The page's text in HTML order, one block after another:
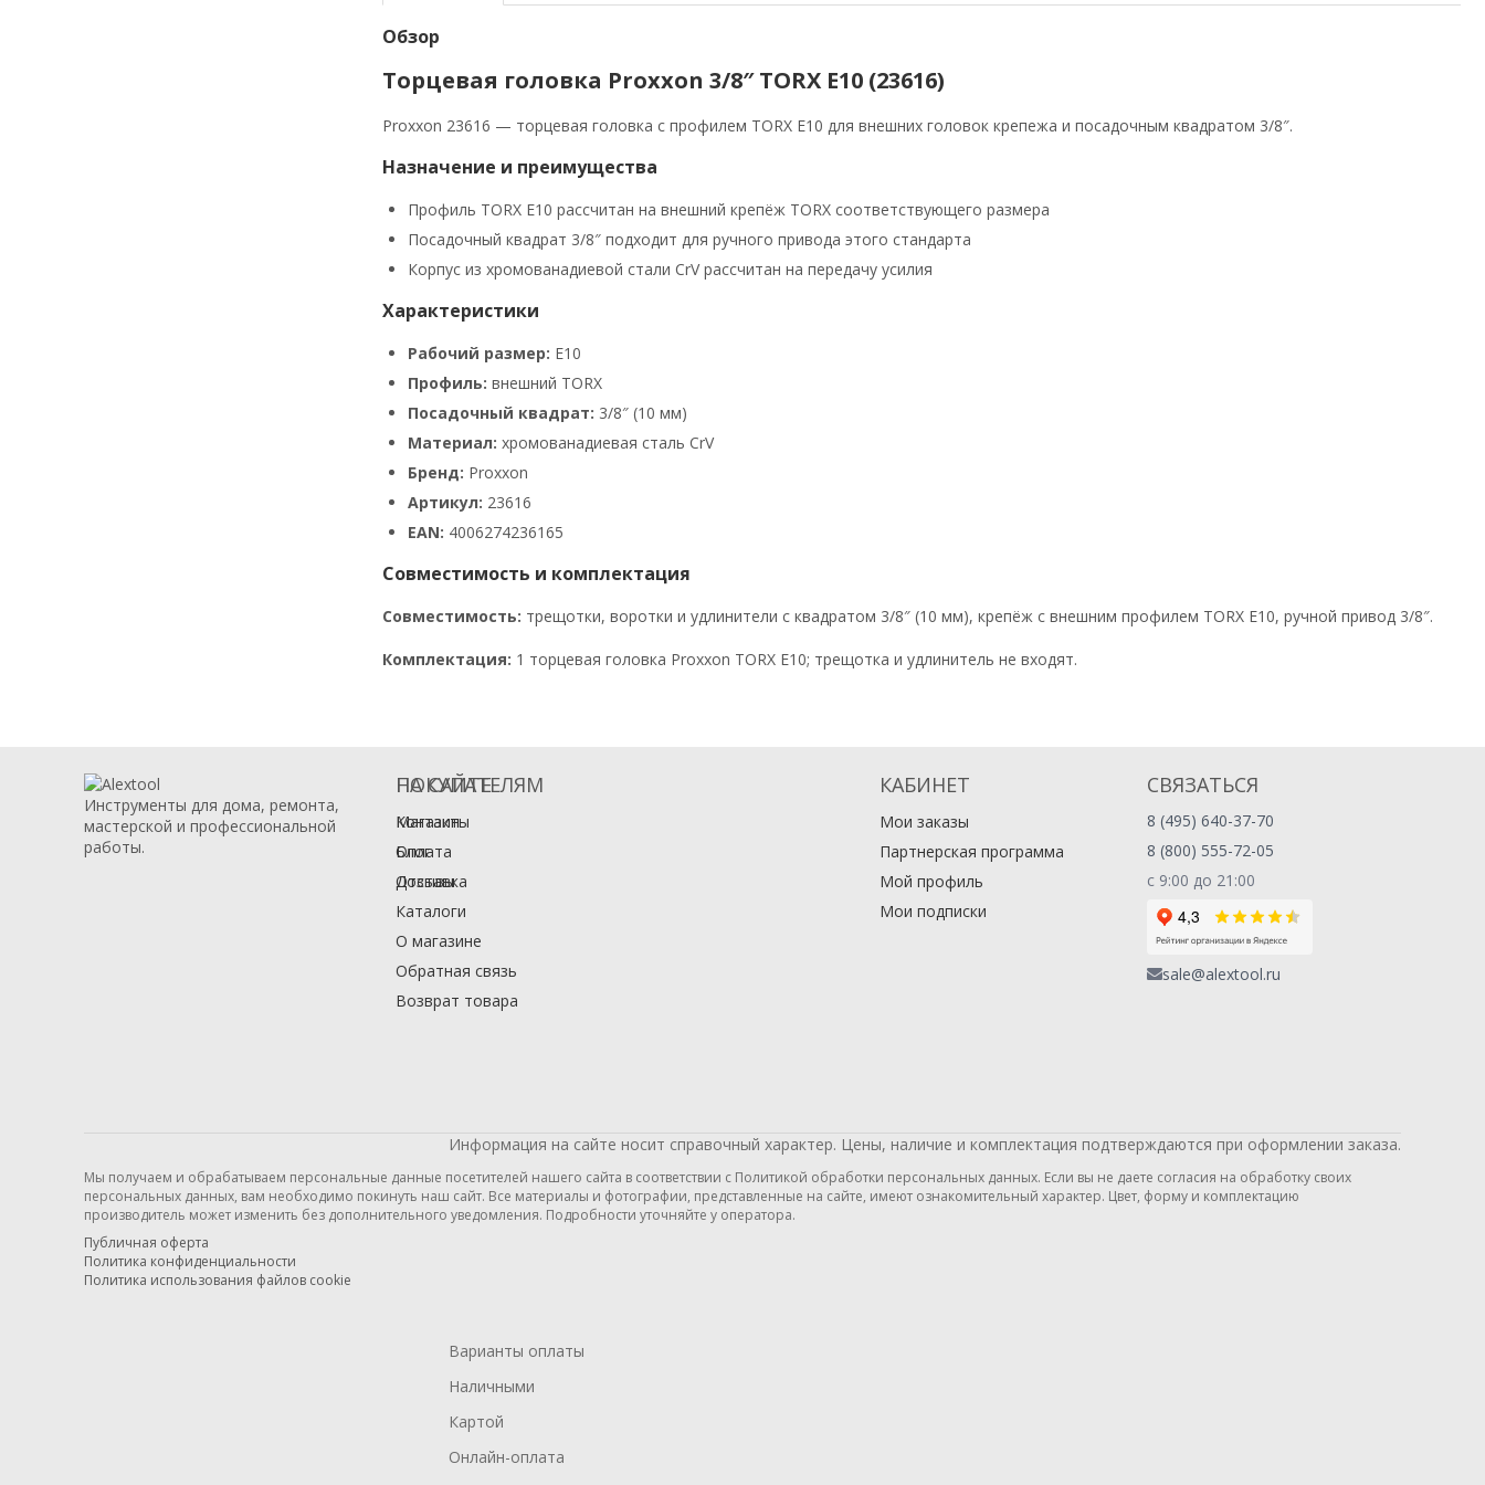
Обзор
Торцевая головка Proxxon 3/8″ TORX E10 (23616)
Proxxon 23616 — торцевая головка с профилем TORX E10 для внешних головок крепежа и посадочным квадратом 3/8″.
Назначение и преимущества
Профиль TORX E10 рассчитан на внешний крепёж TORX соответствующего размера
Посадочный квадрат 3/8″ подходит для ручного привода этого стандарта
Корпус из хромованадиевой стали CrV рассчитан на передачу усилия
Характеристики
Рабочий размер: E10
Профиль: внешний TORX
Посадочный квадрат: 3/8″ (10 мм)
Материал: хромованадиевая сталь CrV
Бренд: Proxxon
Артикул: 23616
EAN: 4006274236165
Совместимость и комплектация
Совместимость: трещотки, воротки и удлинители с квадратом 3/8″ (10 мм), крепёж с внешним профилем TORX E10, ручной привод 3/8″.
Комплектация: 1 торцевая головка Proxxon TORX E10; трещотка и удлинитель не входят.
Инструменты для дома, ремонта,
мастерской и профессиональной
работы.
НА САЙТЕ
Магазин
Блог
Отзывы
ПОКУПАТЕЛЯМ
Контакты
Оплата
Доставка
Каталоги
О магазине
Обратная связь
Возврат товара
КАБИНЕТ
Мои заказы
Партнерская программа
Мой профиль
Мои подписки
СВЯЗАТЬСЯ
8 (495) 640-37-70
8 (800) 555-72-05
с 9:00 до 21:00
sale@alextool.ru
Информация на сайте носит справочный характер. Цены, наличие и комплектация подтверждаются при оформлении заказа.
Мы получаем и обрабатываем персональные данные посетителей нашего сайта в соответствии с Политикой обработки персональных данных. Если вы не даете согласия на обработку своих
персональных данных, вам необходимо покинуть наш сайт. Все материалы и фотографии, представленные на сайте, имеют ознакомительный характер. Цвет, форму и комплектацию
производитель может изменить без дополнительного уведомления. Подробности уточняйте у оператора.
Публичная оферта
Политика конфиденциальности
Политика использования файлов cookie
Варианты оплаты
Наличными
Картой
Онлайн-оплата